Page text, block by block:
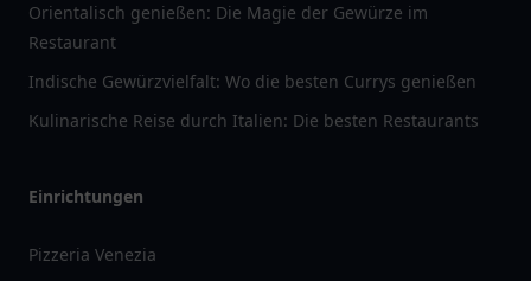
Orientalisch genießen: Die Magie der Gewürze im
Restaurant
Indische Gewürzvielfalt: Wo die besten Currys genießen
Kulinarische Reise durch Italien: Die besten Restaurants
Einrichtungen
Pizzeria Venezia